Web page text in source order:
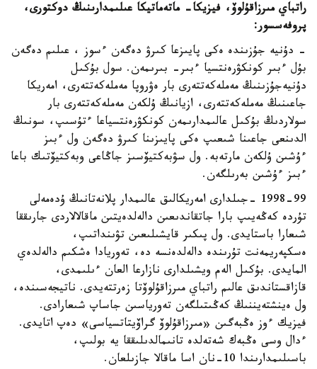
راتباي مىرزاقۇلوۆ، فيزيكا- ماتەماتيكا عىلىمدارىنىڭ دوكتورى،
پروفەسسور:
- دۇنيە جۇزىندە ەكى پايىزعا كىرۋ دەگەن ءسوز ، عىلىم دەگەن
بۇل ءبىر كونكۋرەنتسيا ءبىر- بىرىمەن. سول بۇكىل
دۇنيەجۇزىنىڭ مەملەكەتتەرى بار ەۋروپا مەملەكەتتەرى، امەريكا
جاعىنىڭ مەملەكەتتەرى، ازيانىڭ ۇلكەن مەملەكەتتەرى بار
سولاردىڭ بۇكىل عالىمدارىمەن كونكۋرەنتسياعا ءتۇسىپ، سونىڭ
الدىنعى جاعىنا شىعىپ ەكى پايىزىنا كىرۋ دەگەن ول ءبىز
ءۇشىن ۇلكەن مارتەبە. ول سۋبەكتيۆسىز جاڭاعى وبەكتيۆتىك باعا
ءبىز ءۇشىن بەرىلگەن.
1998-99 -جىلدارى امەريكالىق عالىمدار پلانەتانىڭ ۇدەمەلى
تۇردە كەڭەيىپ بارا جاتقاندىعىن دالەلدەيتىن ماقالالاردى جارىققا
شىعارا باستايدى. ول پىكىر قايشىلىعىن تۋىنداتىپ،
ەسكپەريمەنت تۇرىندە دالەلدەنسە دە، تەوريادا ەشكىم دالەلدەي
المايدى. بۇكىل الەم ويشىلدارى نازارعا العان ءىلىمدى،
قازاقستاندىق عالىم راتباي مىرزاقۇلوۆتا زەرتتەيدى. ناتيجەسىندە،
ول ەينشتەيننىڭ كەڭىتىلگەن تەورياسىن جاساپ شىعارادى.
فيزيك ءوز ەڭبەگىن «مىرزاقۇلوۆ گراۆيتاتسياسى» دەپ اتايدى.
ءدال وسى ەڭبەك شەتەلدە تانىمالدىلىققا يە بولىپ،
باسىلىمدارىندا 10-نان اسا ماقالا جازىلعان.